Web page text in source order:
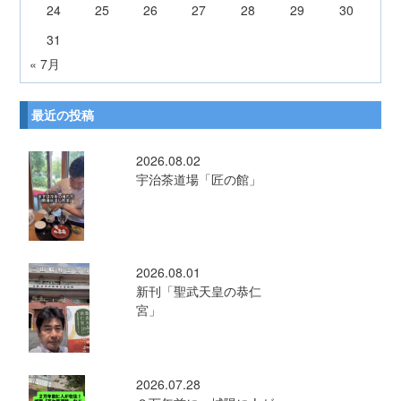
24 25 26 27 28 29
30
31
« 7月
最近の投稿
2026.08.02
宇治茶道場「匠の館」
2026.08.01
新刊「聖武天皇の恭仁
宮」
2026.07.28